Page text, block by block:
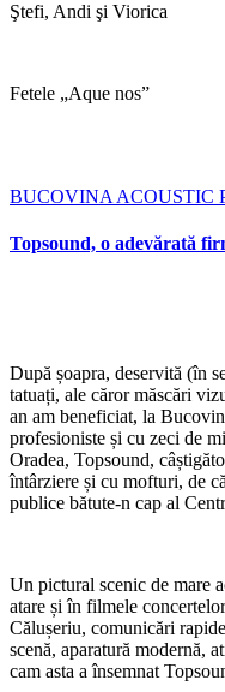
Ştefi, Andi şi Viorica
Fetele „Aque nos”
BUCOVINA ACOUSTIC
Topsound, o adevărată
După șoapra, deservită (în
tatuați, ale căror măscări
an am beneficiat, la
profesioniste și cu zeci de
Oradea, Topsound,
întârziere și cu mofturi, de
publice bătute-n cap al
Un pictural scenic de mare
atare și în filmele
Călușeriu, comunicări
scenă, aparatură modernă,
cam asta a însemnat